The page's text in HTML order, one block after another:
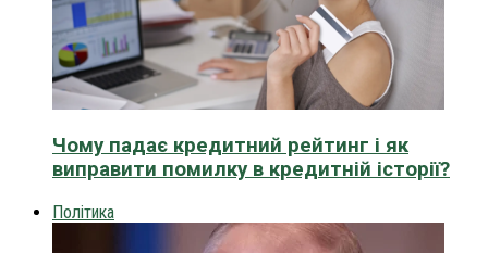
Чому падає кредитний рейтинг і як
виправити помилку в кредитній історії?
Політика